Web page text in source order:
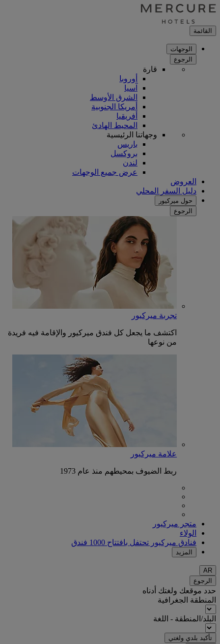
القائمة
الوجهات
الرجوع
قارة
أوروبا
آسيا
الشرق الأوسط
أمريكا الجنوبية
أفريقيا
المحيط الهادئ
وجهاتنا الرئيسية
باريس
بروكسل
لندن
عرض جميع الوجهات
العروض
دليل السفر المحلي
حول ميركيور
الرجوع
تجربة ميركيور
اكتشف ما يجعل كل فندق ميركيور والإقامة فيه فريدة
من نوعها
علامة ميركيور
ربط الضيوف بمحيطهم منذ عام 1973
متجر ميركيور
الولاء
فنادق ميركيور تحتفل بافتتاح 1000 فندق
المزيد
AR
الرجوع
حدد موقعك ولغتك أدناه
المنطقة الجغرافية
البلد/المنطقة - اللغة
تأكيد بلدي ولغتي